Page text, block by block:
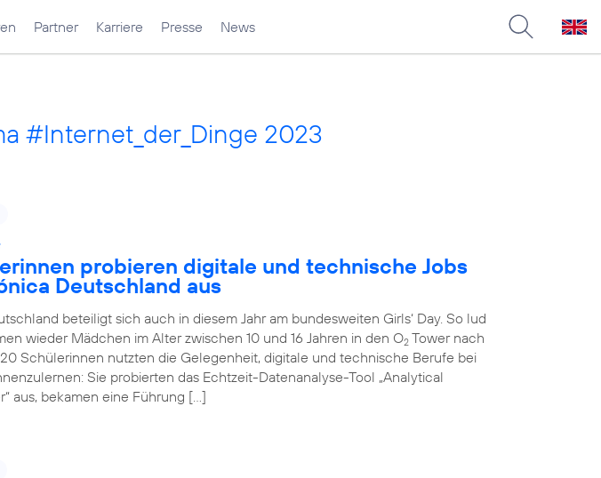
Partner Karriere Presse News
#Internet_der_Dinge 2023
probieren digitale und technische Jobs
Deutschland aus
beteiligt sich auch in diesem Jahr am bundesweiten Girls‘ Day. So lud
wieder Mädchen im Alter zwischen 10 und 16 Jahren in den O2 Tower nach
Schülerinnen nutzten die Gelegenheit, digitale und technische Berufe bei
Sie probierten das Echtzeit-Datenanalyse-Tool „Analytical
aus, bekamen eine Führung […]